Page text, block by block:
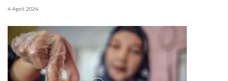
4 April 2024